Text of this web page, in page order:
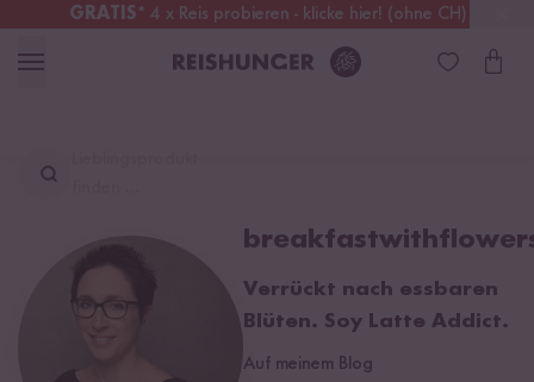
GRATIS* 4 x Reis probieren - klicke hier! (ohne CH)
Österreich Kostenloser Versand
Verrückt nach essbaren
Blüten. Soy Latte Addict.
Auf meinem Blog